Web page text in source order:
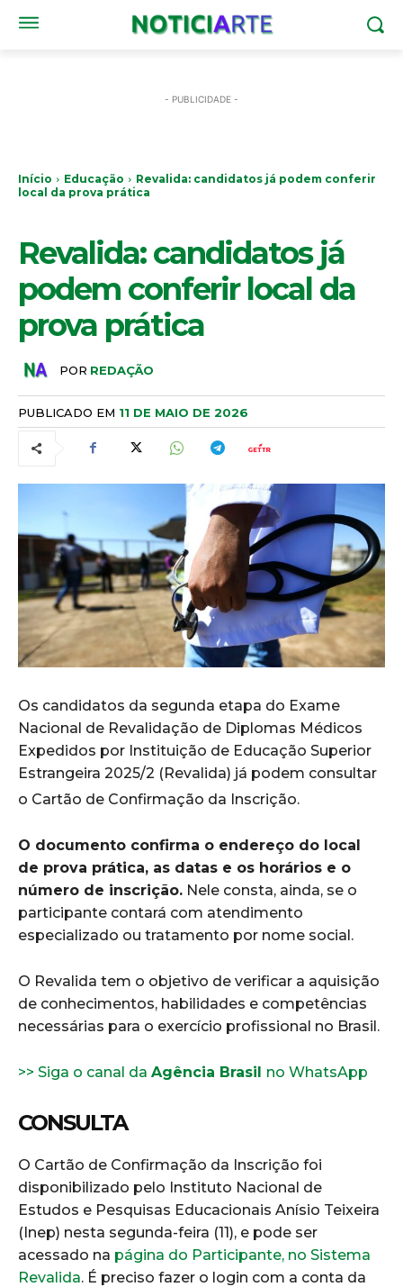
- PUBLICIDADE -
Início Educação
Revalida: candidatos já podem conferir
local da prova prática
Revalida: candidatos já
podem conferir local da
prova prática
POR REDAÇÃO
PUBLICADO EM 11 DE MAIO DE 2026
Os candidatos da segunda etapa do Exame
Nacional de Revalidação de Diplomas Médicos
Expedidos por Instituição de Educação Superior
Estrangeira 2025/2 (Revalida) já podem consultar
o Cartão de Confirmação da Inscrição.
O documento confirma o endereço do local
de prova prática, as datas e os horários e o
número de inscrição. Nele consta, ainda, se o
participante contará com atendimento
especializado ou tratamento por nome social.
O Revalida tem o objetivo de verificar a aquisição
de conhecimentos, habilidades e competências
necessárias para o exercício profissional no Brasil.
>> Siga o canal da Agência Brasil no WhatsApp
CONSULTA
O Cartão de Confirmação da Inscrição foi
disponibilizado pelo Instituto Nacional de
Estudos e Pesquisas Educacionais Anísio Teixeira
(Inep) nesta segunda-feira (11), e pode ser
acessado na página do Participante, no Sistema
Revalida. É preciso fazer o login com a conta da